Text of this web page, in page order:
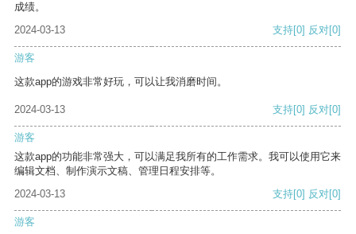
成绩。
2024-03-13
支持[0] 反对[0]
游客
这款app的游戏非常好玩，可以让我消磨时间。
2024-03-13 支持[0] 反对[0]
游客
这款app的功能非常强大，可以满足我所有的工作需求。我可以使用它来
编辑文档、制作演示文稿、管理日程安排等。
2024-03-13
支持[0] 反对[0]
游客